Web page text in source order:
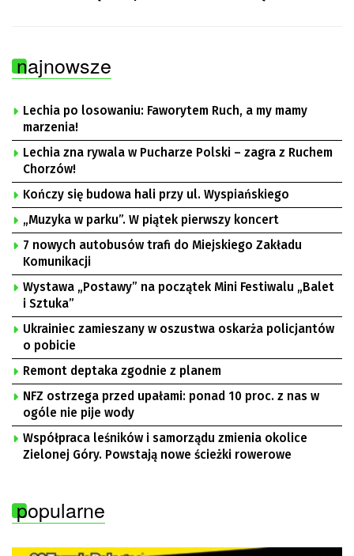
najnowsze
Lechia po losowaniu: Faworytem Ruch, a my mamy
marzenia!
Lechia zna rywala w Pucharze Polski – zagra z Ruchem
Chorzów!
Kończy się budowa hali przy ul. Wyspiańskiego
„Muzyka w parku”. W piątek pierwszy koncert
7 nowych autobusów trafi do Miejskiego Zakładu
Komunikacji
Wystawa „Postawy” na początek Mini Festiwalu „Balet
i Sztuka”
Ukrainiec zamieszany w oszustwa oskarża policjantów
o pobicie
Remont deptaka zgodnie z planem
NFZ ostrzega przed upałami: ponad 10 proc. z nas w
ogóle nie pije wody
Współpraca leśników i samorządu zmienia okolice
Zielonej Góry. Powstają nowe ścieżki rowerowe
popularne